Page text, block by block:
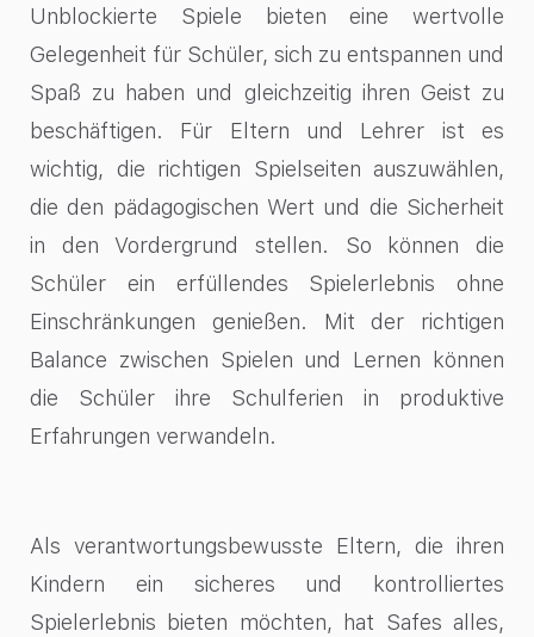
Unblockierte Spiele bieten eine wertvolle
Gelegenheit für Schüler, sich zu entspannen und
Spaß zu haben und gleichzeitig ihren Geist zu
beschäftigen. Für Eltern und Lehrer ist es
wichtig, die richtigen Spielseiten auszuwählen,
die den pädagogischen Wert und die Sicherheit
in den Vordergrund stellen. So können die
Schüler ein erfüllendes Spielerlebnis ohne
Einschränkungen genießen. Mit der richtigen
Balance zwischen Spielen und Lernen können
die Schüler ihre Schulferien in produktive
Erfahrungen verwandeln.
Als verantwortungsbewusste Eltern, die ihren
Kindern ein sicheres und kontrolliertes
Spielerlebnis bieten möchten, hat Safes alles,